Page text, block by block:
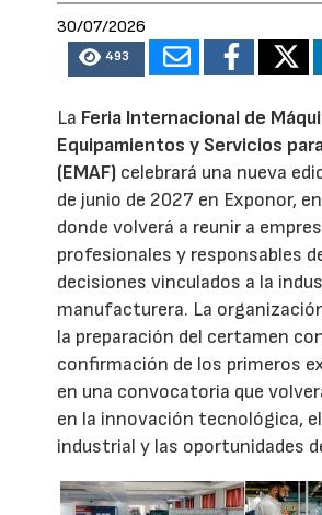
30/07/2026
493
La Feria Internacional de
Equipamientos y Servicios
(EMAF) celebrará una nueva
de junio de 2027 en Exponor,
donde volverá a reunir a
profesionales y responsables
decisiones vinculados a la
manufacturera. La
la preparación del certamen
confirmación de los primeros
en una convocatoria que
en la innovación tecnológica,
industrial y las oportunidades